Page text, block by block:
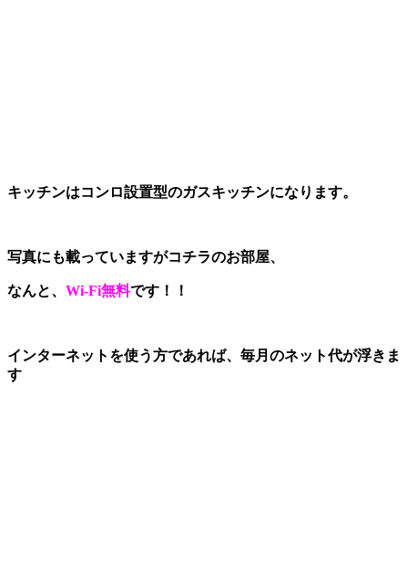
キッチンはコンロ設置型のガスキッチンになります。
写真にも載っていますがコチラのお部屋、
なんと、 Wi-Fi無料です！！
インターネットを使う方であれば、毎月のネット代が浮きま
す